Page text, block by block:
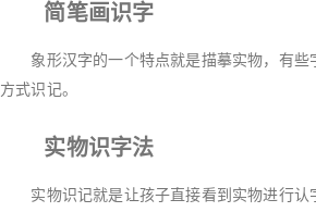
简笔画识字
象形汉字的一个特点就是描摹实物，有些
方式识记。
实物识字法
实物识记就是让孩子直接看到实物进行认